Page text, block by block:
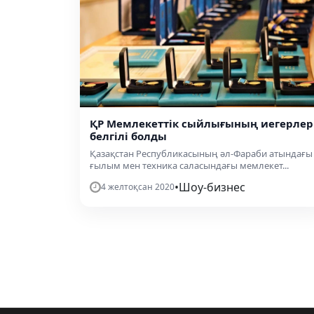
ҚР Мемлекеттік сыйлығының
белгілі болды
Қазақстан Республикасының әл-Фараби атындағы
ғылым мен техника саласындағы мемлекет...
4 желтоқсан 2020•Шоу-бизнес